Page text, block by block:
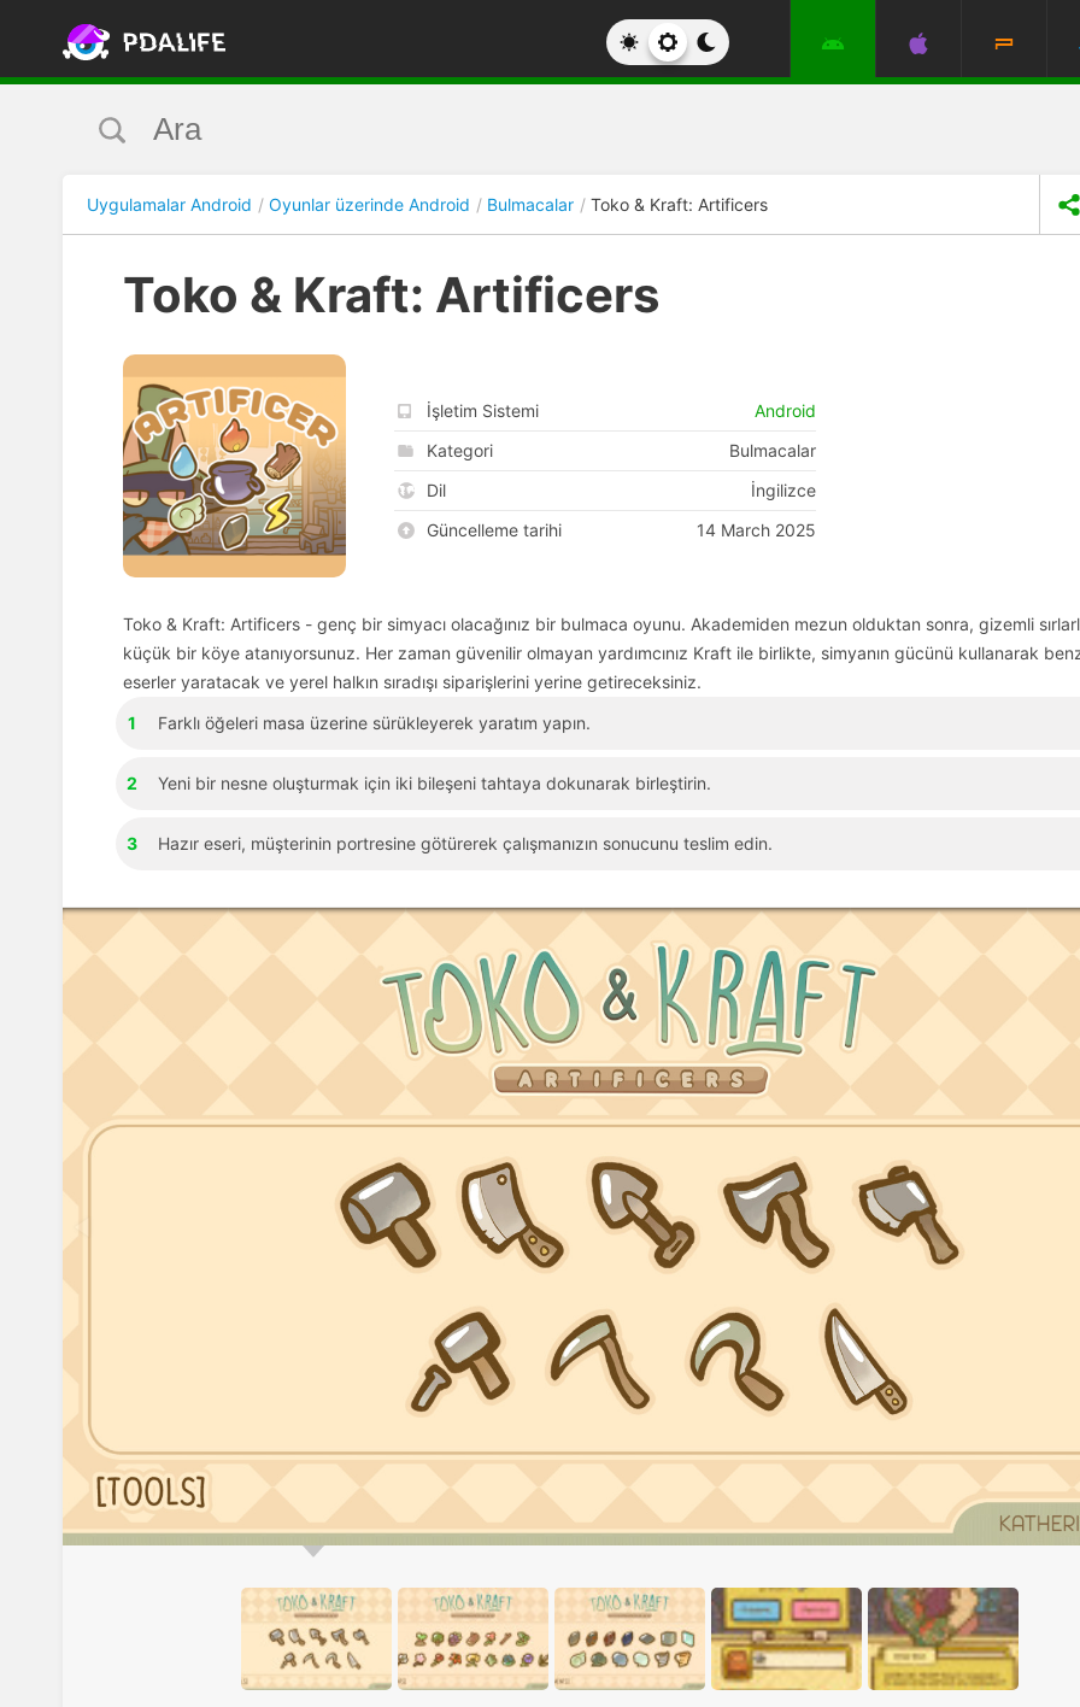
Uygulamalar Android Oyunlar üzerinde Android Bulmacalar Toko & Kraft: Artificers
Toko & Kraft: Artificers
İşletim Sistemi
Android
Kategori
Bulmacalar
Dil
İngilizce
Güncelleme tarihi
14 March 2025
Toko & Kraft: Artificers - genç bir simyacı olacağınız bir bulmaca oyunu. Akademiden mezun olduktan sonra, gizemli
küçük bir köye atanıyorsunuz. Her zaman güvenilir olmayan yardımcınız Kraft ile birlikte, simyanın gücünü kullanarak
eserler yaratacak ve yerel halkın sıradışı siparişlerini yerine getireceksiniz.
Farklı öğeleri masa üzerine sürükleyerek yaratım yapın.
Yeni bir nesne oluşturmak için iki bileşeni tahtaya dokunarak birleştirin.
Hazır eseri, müşterinin portresine götürerek çalışmanızın sonucunu teslim edin.